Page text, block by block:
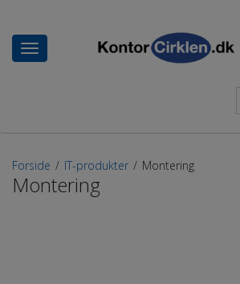
Toggle
navigation
Forside / IT-produkter / Montering
Montering